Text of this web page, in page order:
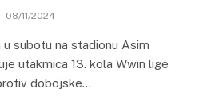
08/11/2024
subotu na stadionu Asim
utakmica 13. kola Wwin lige
dobojske…